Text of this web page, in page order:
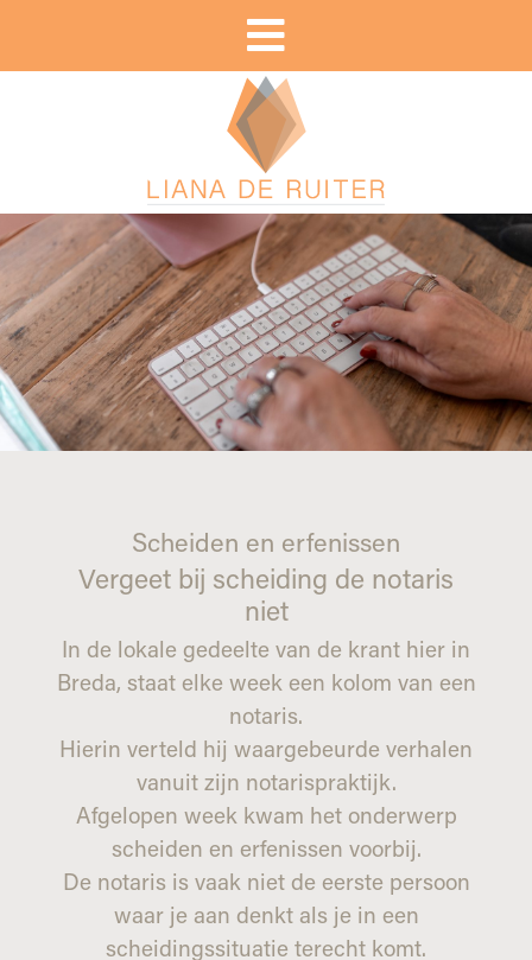
Scheiden en erfenissen
Vergeet bij scheiding de notaris
niet
In de lokale gedeelte van de krant hier in
Breda, staat elke week een kolom van een
notaris.
Hierin verteld hij waargebeurde verhalen
vanuit zijn notarispraktijk.
Afgelopen week kwam het onderwerp
scheiden en erfenissen voorbij.
De notaris is vaak niet de eerste persoon
waar je aan denkt als je in een
scheidingssituatie terecht komt.